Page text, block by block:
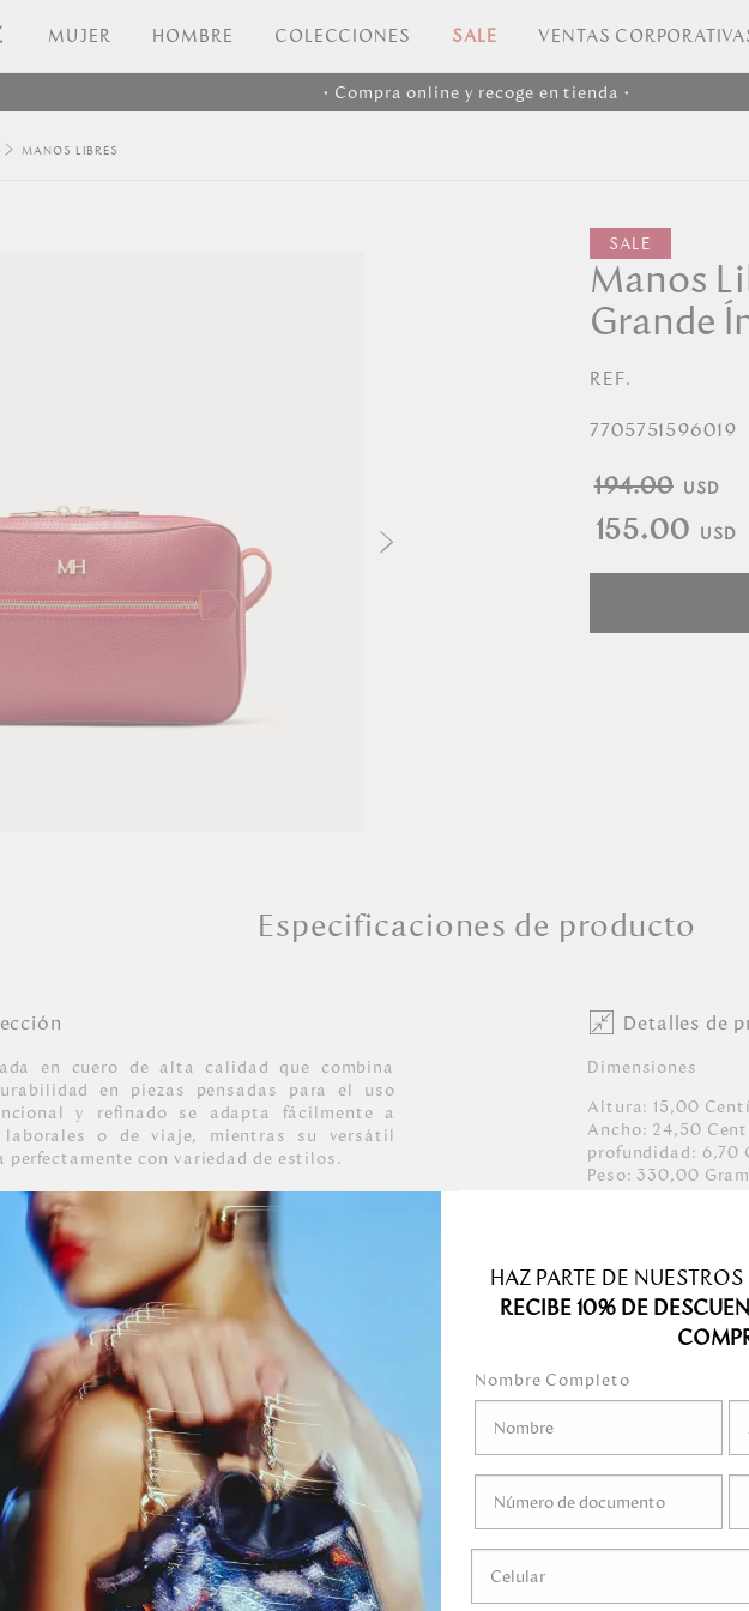
MUJER HOMBRE COLECCIONES SALE VENTAS
• Compra online y recoge en tienda •
MANOS LIBRES
Manos
Grande
REF.
7705751596019
194.00
155.00
Especificaciones de producto
en cuero de alta calidad que combina
en piezas pensadas para el uso
y refinado se adapta fácilmente a
laborales o de viaje, mientras su versátil
perfectamente con variedad de estilos.
limpio ligeramente húmedo.
ni usar detergentes. No mojar.
dejarle caer perfumes o gel, ni ningún
o solvente.
tinta de bolígrafos, ni marcadores.
lugares ventilados.
Detalles de
Dimensiones
Altura: 15,00
Ancho: 24,50
profundidad: 6,70
Peso:330,00
HAZ PARTE DE
RECIBE 10% DE
Nombre Completo